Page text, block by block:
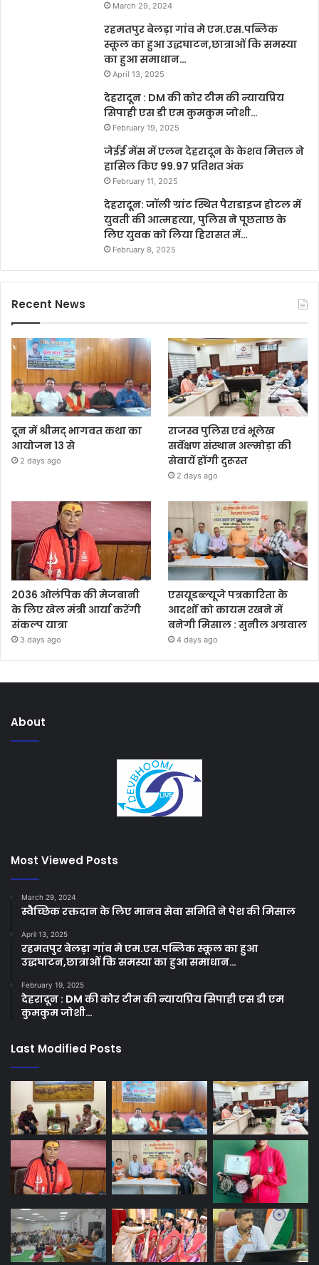
March 29, 2024
रहमतपुर बेलड़ा गांव मे एम.एस.पब्लिक
स्कूल का हुआ उद्धघाटन,छात्राओं कि समस्या
का हुआ समाधान…
April 13, 2025
देहरादून : DM की कोर टीम की न्यायप्रिय
सिपाही एस डी एम कुमकुम जोशी…
February 19, 2025
जेईई मेंस में एलन देहरादून के केशव मित्तल ने
हासिल किए 99.97 प्रतिशत अंक
February 11, 2025
देहरादून: जॉली ग्रांट स्थित पैराडाइज होटल में
युवती की आत्महत्या, पुलिस ने पूछताछ के
लिए युवक को लिया हिरासत में…
February 8, 2025
Recent News
दून में श्रीमद् भागवत कथा का
आयोजन 13 से
2 days ago
राजस्व पुलिस एवं भूलेख
सर्वेक्षण संस्थान अल्मोड़ा की
सेवायें होंगी दुरूस्त
2 days ago
2036 ओलंपिक की मेजबानी
के लिए खेल मंत्री आर्या करेंगी
संकल्प यात्रा
3 days ago
एसयूडब्ल्यूजे पत्रकारिता के
आदर्शों को कायम रखने में
बनेगी मिसाल : सुनील अग्रवाल
4 days ago
About
Most Viewed Posts
March 29, 2024
स्वैच्छिक रक्तदान के लिए मानव सेवा समिति ने पेश की मिसाल
April 13, 2025
रहमतपुर बेलड़ा गांव मे एम.एस.पब्लिक स्कूल का हुआ
उद्धघाटन,छात्राओं कि समस्या का हुआ समाधान…
February 19, 2025
देहरादून : DM की कोर टीम की न्यायप्रिय सिपाही एस डी एम
कुमकुम जोशी…
Last Modified Posts